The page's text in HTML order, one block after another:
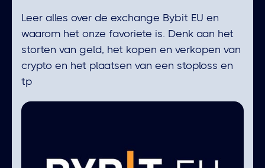
Leer alles over de exchange Bybit EU en
waarom het onze favoriete is. Denk aan het
storten van geld, het kopen en verkopen van
crypto en het plaatsen van een stoploss en
tp